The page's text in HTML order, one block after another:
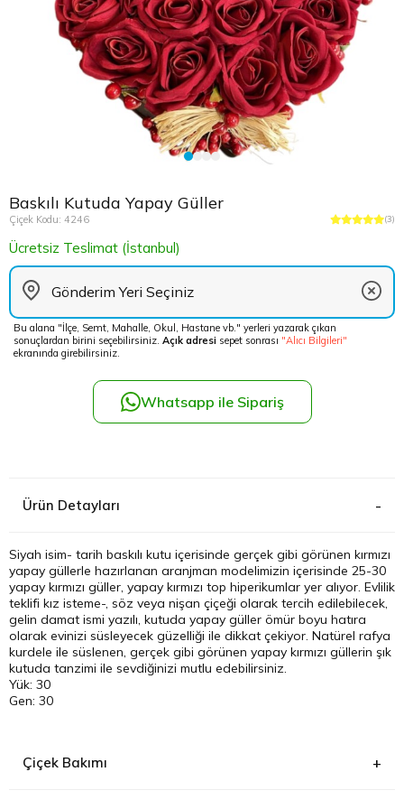
Baskılı Kutuda Yapay Güller
Çiçek Kodu: 4246 (3)
Ücretsiz Teslimat (İstanbul)
Bu alana "İlçe, Semt, Mahalle, Okul, Hastane vb." yerleri yazarak çıkan
sonuçlardan birini seçebilirsiniz. Açık adresi sepet sonrası "Alıcı Bilgileri"
ekranında girebilirsiniz.
Whatsapp ile Sipariş
Ürün Detayları
Siyah isim- tarih baskılı kutu içerisinde gerçek gibi görünen kırmızı
yapay güllerle hazırlanan aranjman modelimizin içerisinde 25-30
yapay kırmızı güller, yapay kırmızı top hiperikumlar yer alıyor. Evlilik
teklifi kız isteme-, söz veya nişan çiçeği olarak tercih edilebilecek,
gelin damat ismi yazılı, kutuda yapay güller ömür boyu hatıra
olarak evinizi süsleyecek güzelliği ile dikkat çekiyor. Natürel rafya
kurdele ile süslenen, gerçek gibi görünen yapay kırmızı güllerin şık
kutuda tanzimi ile sevdiğinizi mutlu edebilirsiniz.
Yük: 30
Gen: 30
Çiçek Bakımı
Düğün
Cenaze
Fuar
Vip
Şans
Çikolata Tepsisi ve Şekerlik
Nişan Masa Süsleme
Avukata Çiçek
Kuru Çiçek
Yapay Ağaçlar
Düğün & Nikah Organizasyon
Tuzla
Beyoğlu
Esenyurt
Fatih
Şişli